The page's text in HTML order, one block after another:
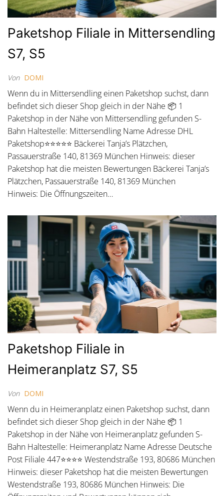
Paketshop Filiale in Mittersendling
S7, S5
Von DOMI
Wenn du in Mittersendling einen Paketshop suchst, dann
befindet sich dieser Shop gleich in der Nähe 📦 1
Paketshop in der Nähe von Mittersendling gefunden S-
Bahn Haltestelle: Mittersendling Name Adresse DHL
Paketshop⭐⭐⭐⭐⭐ Bäckerei Tanja’s Plätzchen,
Passauerstraße 140, 81369 München Hinweis: dieser
Paketshop hat die meisten Bewertungen Bäckerei Tanja’s
Plätzchen, Passauerstraße 140, 81369 München
Hinweis: Die Öffnungszeiten…
Paketshop Filiale in
Heimeranplatz S7, S5
Von DOMI
Wenn du in Heimeranplatz einen Paketshop suchst, dann
befindet sich dieser Shop gleich in der Nähe 📦 1
Paketshop in der Nähe von Heimeranplatz gefunden S-
Bahn Haltestelle: Heimeranplatz Name Adresse Deutsche
Post Filiale 447⭐⭐⭐⭐ Westendstraße 193, 80686 München
Hinweis: dieser Paketshop hat die meisten Bewertungen
Westendstraße 193, 80686 München Hinweis: Die